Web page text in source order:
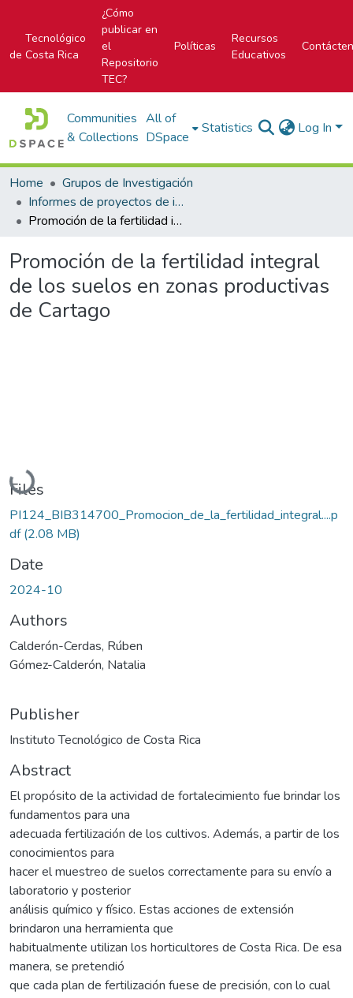
Tecnológico
de Costa Rica
¿Cómo
publicar en
el
Repositorio
TEC?
Políticas
Recursos
Educativos
Communities
& Collections
All of
DSpace
Statistics Log In
Home
Grupos de Investigación
Informes de proyectos de investigación
Promoción de la fertilidad integral de los suelos en zonas productivas de Cartago
Promoción de la fertilidad integral
de los suelos en zonas productivas
de Cartago
Loading...
Files
PI124_BIB314700_Promocion_de_la_fertilidad_integral....p
df(2.08 MB)
Date
2024-10
Authors
Calderón-Cerdas, Rúben
Gómez-Calderón, Natalia
Publisher
Instituto Tecnológico de Costa Rica
Abstract
El propósito de la actividad de fortalecimiento fue brindar los
fundamentos para una
adecuada fertilización de los cultivos. Además, a partir de los
conocimientos para
hacer el muestreo de suelos correctamente para su envío a
laboratorio y posterior
análisis químico y físico. Estas acciones de extensión
brindaron una herramienta que
habitualmente utilizan los horticultores de Costa Rica. De esa
manera, se pretendió
que cada plan de fertilización fuese de precisión, con lo cual